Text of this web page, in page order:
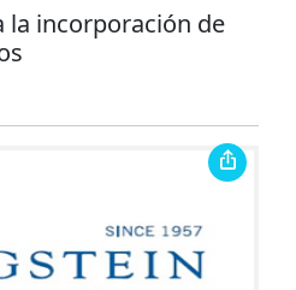
la incorporación de